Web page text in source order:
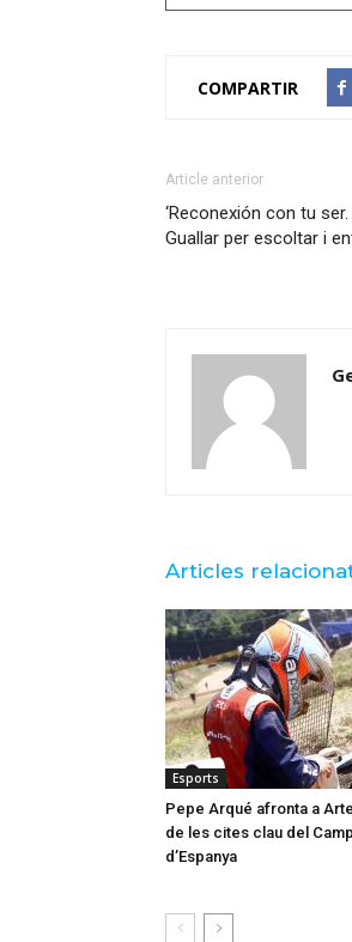
COMPARTIR
Article anterior
‘Reconexión con tu ser.
Guallar per escoltar i
Articles
Esports
Pepe Arqué afronta a
de les cites clau del
d’Espanya